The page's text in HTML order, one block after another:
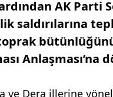
ardından AK Parti
saldırılarına
Anlaşması’na
ve Dera illerine